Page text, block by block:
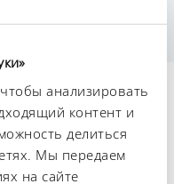
анализировать
контент и
делиться
Мы передаем
на сайте
(согл.